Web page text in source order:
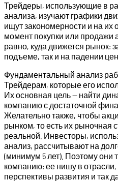
Трейдеры, использующие в
анализа, изучают графики
ищут закономерности и на
момент покупки или продажи
равно, куда движется рынок:
подъеме, так и на падении
Фундаментальный анализ
Трейдерам, которые его
Их основная цель — найти
компанию с достаточной
Желательно также, чтобы
рынком, то есть их рыночная
реальной. Инвесторы,
анализ, рассчитывают на
(минимум 5 лет). Поэтому они
компанию: ее нишу в
перспективы развития и так